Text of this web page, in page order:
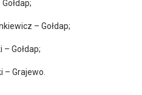
– Gołdap;
Gołdap;
– Grajewo.